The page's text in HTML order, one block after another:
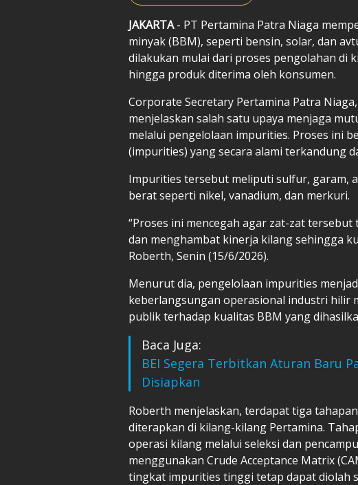
JAKARTA- PT Pertamina Patra Niaga
minyak (BBM), seperti bensin, solar, dan
dilakukan mulai dari proses pengolahan di
hingga produk diterima oleh konsumen.
Corporate Secretary Pertamina Patra
menjelaskan salah satu upaya menjaga
melalui pengelolaan impurities. Proses ini
(impurities) yang secara alami terkandung
Impurities tersebut meliputi sulfur, garam,
berat seperti nikel, vanadium, dan merkuri.
“Proses ini mencegah agar zat-zat
dan menghambat kinerja kilang sehingga
Roberth, Senin (15/6/2026).
Menurut dia, pengelolaan impurities
keberlangsungan operasional industri hilir
publik terhadap kualitas BBM yang
Baca Juga:
BEI Segera Terbitkan Aturan Baru
Disiapkan
Roberth menjelaskan, terdapat tiga
diterapkan di kilang-kilang Pertamina.
operasi kilang melalui seleksi dan
menggunakan Crude Acceptance Matrix
tingkat impurities tinggi tetap dapat diolah